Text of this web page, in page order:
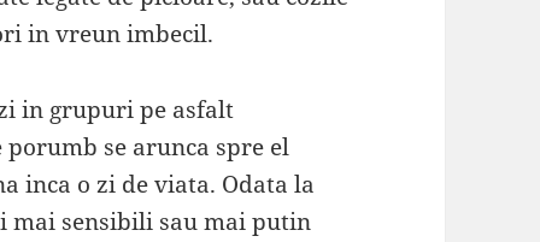
in vreun imbecil.
in grupuri pe asfalt
se arunca spre el
inca o zi de viata. Odata la
mai sensibili sau mai putin